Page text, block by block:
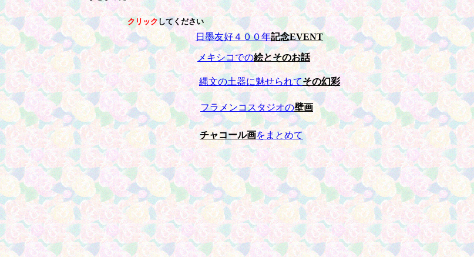
チャコール画をまとめて
縄文の土器に魅せられてその幻彩
クリックしてください
日墨友好４００年記念EVENT
フラメンコスタジオの壁画
メキシコでの絵とそのお話